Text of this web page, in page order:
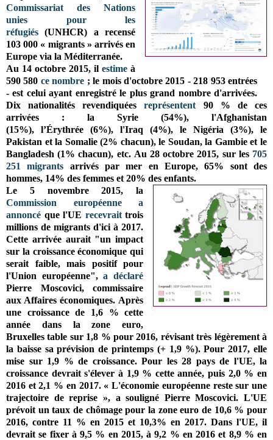
Commissariat des Nations
unies pour les
réfugiés (UNHCR) a recensé
103 000 « migrants » arrivés en
Europe via la Méditerranée.
Au 14 octobre 2015, ilestime à
590 580 ce nombre ; le mois d'octobre 2015 - 218 953 entrées
- est celui ayant enregistré le plus grand nombre d'arrivées.
Dix nationalités revendiquéesreprésentent 90 % de ces
arrivées : la Syrie (54%), l'Afghanistan
(15%), l’Érythrée (6%), l'Iraq (4%), le Nigéria (3%), le
Pakistan et la Somalie (2% chacun), le Soudan, la Gambie et le
Bangladesh (1% chacun), etc. Au 28 octobre 2015, sur les 705
251 migrants arrivés par mer en Europe, 65% sont des
hommes, 14% des femmes et 20% des enfants.
Le 5 novembre 2015, la
Commission européenne
a
annoncé que l'UE recevraittrois
millions de migrants d'ici à 2017.
Cette arrivée aurait "un impact
sur la croissance économique qui
serait faible, mais positif pour
l'Union européenne",a déclaré
Pierre Moscovici, commissaire
aux Affaires économiques. Après
une croissance de 1,6 % cette
année dans la zone euro,
Bruxelles table sur 1,8 % pour 2016, révisant très légèrement à
la baisse sa prévision de printemps (+ 1,9 %). Pour 2017, elle
mise sur 1,9 % de croissance. Pour les 28 pays de l'UE, la
croissance devrait s'élever à 1,9 % cette année, puis 2,0 % en
2016 et 2,1 % en 2017. « L'économie européenne reste sur une
trajectoire de reprise », a souligné Pierre Moscovici. L'UE
prévoit un taux de chômage pour la zone euro de 10,6 % pour
2016, contre 11 % en 2015 et 10,3% en 2017. Dans l'UE, il
devrait se fixer à 9,5 % en 2015, à 9,2 % en 2016 et 8,9 % en